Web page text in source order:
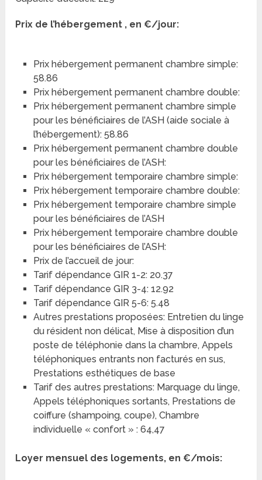
Prix de l’hébergement , en €/jour:
Prix hébergement permanent chambre simple:
58.86
Prix hébergement permanent chambre double:
Prix hébergement permanent chambre simple
pour les bénéficiaires de l’ASH (aide sociale à
l’hébergement): 58.86
Prix hébergement permanent chambre double
pour les bénéficiaires de l’ASH:
Prix hébergement temporaire chambre simple:
Prix hébergement temporaire chambre double:
Prix hébergement temporaire chambre simple
pour les bénéficiaires de l’ASH
Prix hébergement temporaire chambre double
pour les bénéficiaires de l’ASH:
Prix de l’accueil de jour:
Tarif dépendance GIR 1-2: 20.37
Tarif dépendance GIR 3-4: 12.92
Tarif dépendance GIR 5-6: 5.48
Autres prestations proposées: Entretien du linge
du résident non délicat, Mise à disposition d’un
poste de téléphonie dans la chambre, Appels
téléphoniques entrants non facturés en sus,
Prestations esthétiques de base
Tarif des autres prestations: Marquage du linge,
Appels téléphoniques sortants, Prestations de
coiffure (shampoing, coupe), Chambre
individuelle « confort » : 64,47
Loyer mensuel des logements, en €/mois: